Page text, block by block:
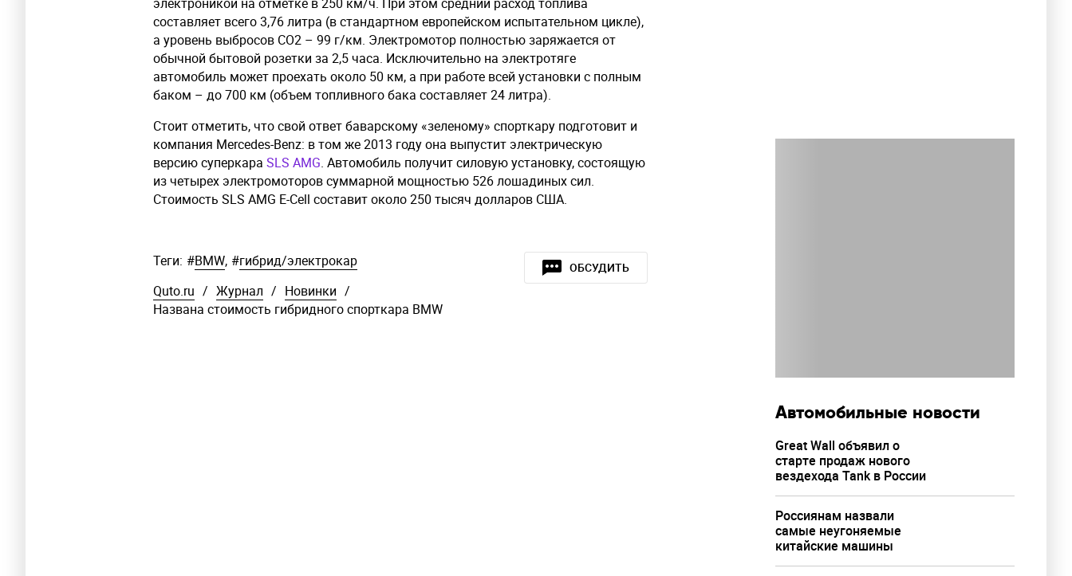
составляет всего 3,76 литра (в стандартном европейском испытательном цикле),
а уровень выбросов СО2 – 99 г/км. Электромотор полностью заряжается от
обычной бытовой розетки за 2,5 часа. Исключительно на электротяге
автомобиль может проехать около 50 км, а при работе всей установки с полным
баком – до 700 км (объем топливного бака составляет 24 литра).
Стоит отметить, что свой ответ баварскому «зеленому» спорткару подготовит и
компания Mercedes-Benz: в том же 2013 году она выпустит электрическую
версию суперкара SLS AMG. Автомобиль получит силовую установку, состоящую
из четырех электромоторов суммарной мощностью 526 лошадиных сил.
Стоимость SLS AMG E-Cell составит около 250 тысяч долларов США.
ОБСУДИТЬ
Теги: #BMW, #гибрид/электрокар
Quto.ru / Журнал / Новинки /
Названа стоимость гибридного спорткара BMW
Автомобильные новости
Great Wall объявил о
старте продаж нового
вездехода Tank в России
Россиянам назвали
самые неугоняемые
китайские машины